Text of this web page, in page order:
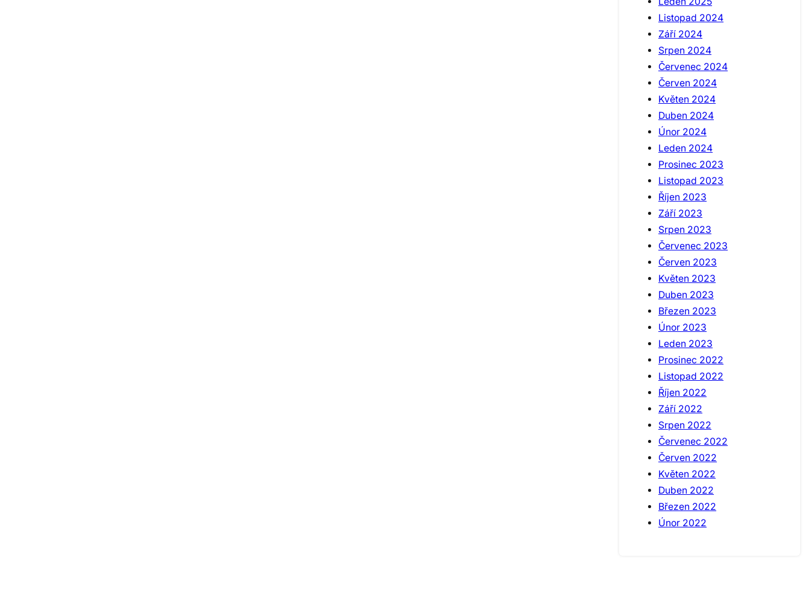
Listopad 2024
Září 2024
Srpen 2024
Červenec 2024
Červen 2024
Květen 2024
Duben 2024
Únor 2024
Leden 2024
Prosinec 2023
Listopad 2023
Říjen 2023
Září 2023
Srpen 2023
Červenec 2023
Červen 2023
Květen 2023
Duben 2023
Březen 2023
Únor 2023
Leden 2023
Prosinec 2022
Listopad 2022
Říjen 2022
Září 2022
Srpen 2022
Červenec 2022
Červen 2022
Květen 2022
Duben 2022
Březen 2022
Únor 2022